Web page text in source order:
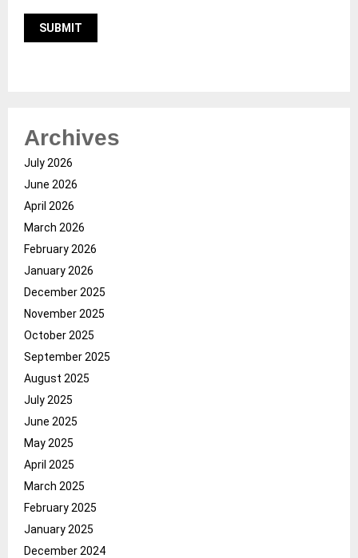
Archives
July 2026
June 2026
April 2026
March 2026
February 2026
January 2026
December 2025
November 2025
October 2025
September 2025
August 2025
July 2025
June 2025
May 2025
April 2025
March 2025
February 2025
January 2025
December 2024